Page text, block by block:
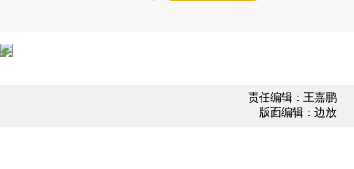
责任编辑：王嘉鹏
版面编辑：边放